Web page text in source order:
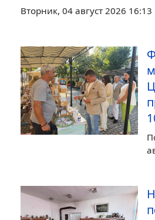
Вторник, 04 август 2026 16:13